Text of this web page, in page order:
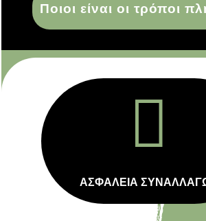
Ποιοι είναι οι τρόποι

ΑΣΦΑΛΕΙΑ